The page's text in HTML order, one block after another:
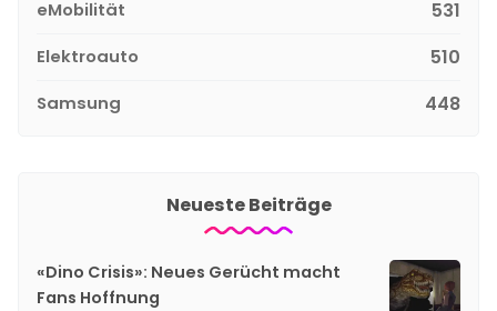
eMobilität 531
Elektroauto 510
Samsung 448
Neueste Beiträge
«Dino Crisis»: Neues Gerücht macht
Fans Hoffnung